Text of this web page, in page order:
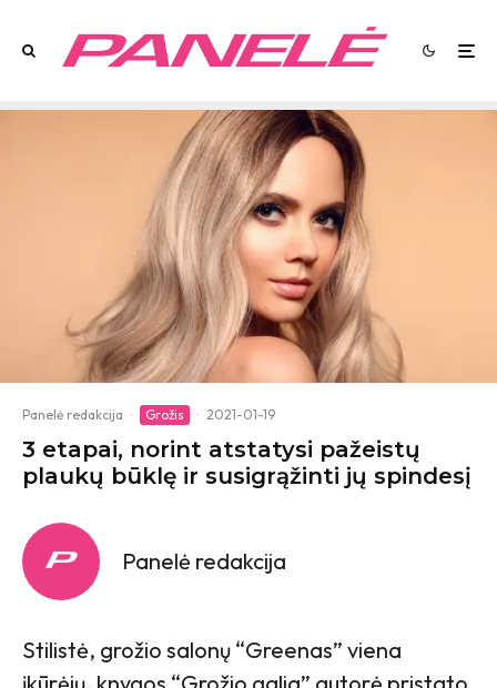
Panelė redakcija · Grožis · 2021-01-19
3 etapai, norint atstatysi pažeistų
plaukų būklę ir susigrąžinti jų spindesį
Panelė redakcija
Stilistė, grožio salonų “Greenas” viena